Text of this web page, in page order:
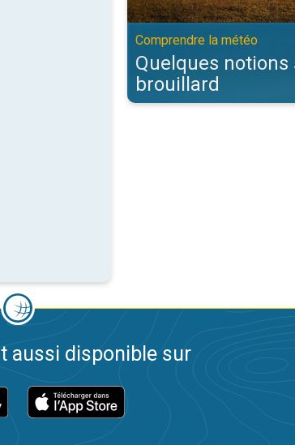
Comprendre la météo
Quelques notions
brouillard
aussi disponible sur